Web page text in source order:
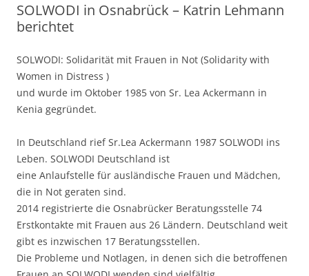
SOLWODI in Osnabrück – Katrin Lehmann
berichtet
SOLWODI: Solidarität mit Frauen in Not (Solidarity with
Women in Distress )
und wurde im Oktober 1985 von Sr. Lea Ackermann in
Kenia gegründet.
In Deutschland rief Sr.Lea Ackermann 1987 SOLWODI ins
Leben. SOLWODI Deutschland ist
eine Anlaufstelle für ausländische Frauen und Mädchen,
die in Not geraten sind.
2014 registrierte die Osnabrücker Beratungsstelle 74
Erstkontakte mit Frauen aus 26 Ländern. Deutschland weit
gibt es inzwischen 17 Beratungsstellen.
Die Probleme und Notlagen, in denen sich die betroffenen